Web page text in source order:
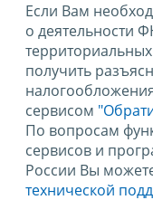
Если Вам
о деятельности
получить
сервисом
По вопросам
сервисов и
России Вы
технической